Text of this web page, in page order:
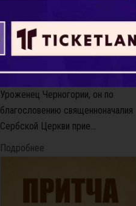
Святитель Мардарий (Ускокович;
1889–1935) – одна из интересных
Уроженец Черногории, он по
благословению священноначалия
Сербской Церкви прие...
Подробнее